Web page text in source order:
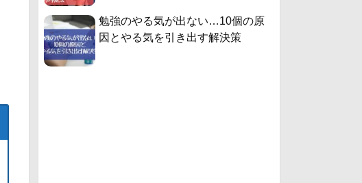
勉強のやる気が出ない…10個の原
因とやる気を引き出す解決策